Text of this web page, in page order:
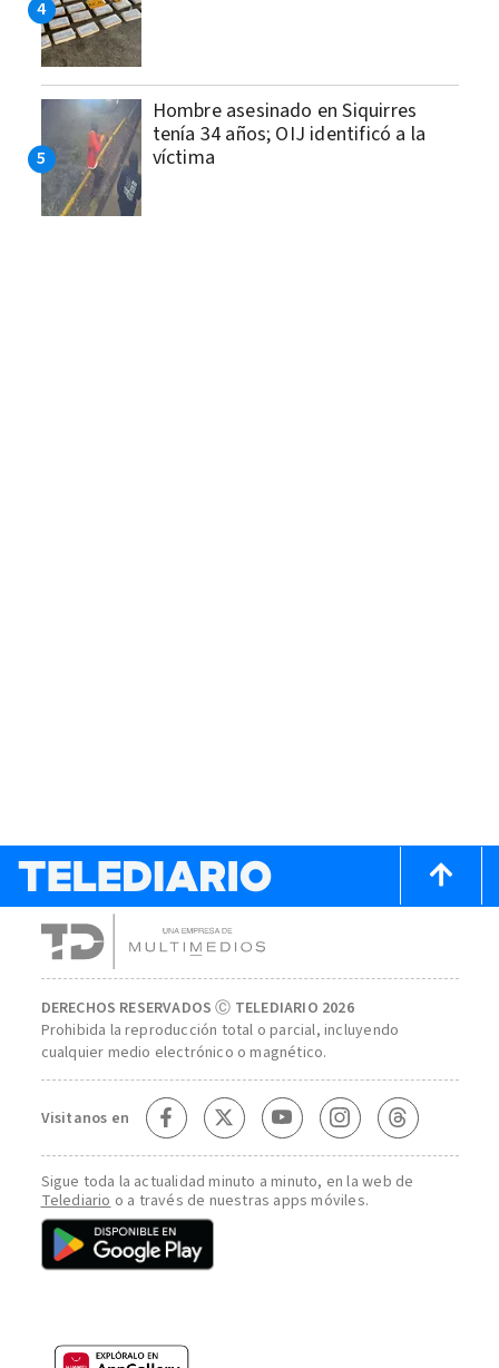
Hombre asesinado en Siquirres
tenía 34 años; OIJ identificó a la
víctima
DERECHOS RESERVADOS Ⓒ TELEDIARIO 2026
Prohibida la reproducción total o parcial, incluyendo
cualquier medio electrónico o magnético.
Visitanos en
Sigue toda la actualidad minuto a minuto, en la web de
Telediario o a través de nuestras apps móviles.